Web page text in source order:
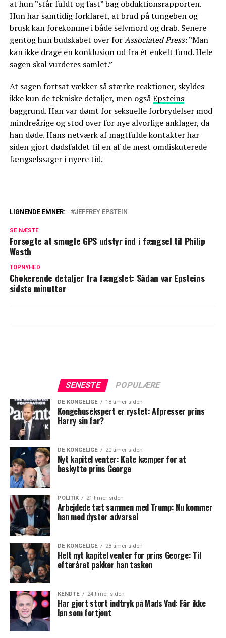
at hun ”står fuldt og fast” bag obduktionsrapporten.
Hun har samtidig forklaret, at brud på tungeben og
brusk kan forekomme i både selvmord og drab. Senere
gentog hun budskabet over forAssociated Press: ”Man
kan ikke drage en konklusion ud fra ét enkelt fund. Hele
sagen skal vurderes samlet.”
At sagen fortsat vækker så stærke reaktioner, skyldes
ikke kun de tekniske detaljer, men ogsåEpsteins
baggrund. Han var dømt for seksuelle forbrydelser mod
mindreårige og stod over for nye alvorlige anklager, da
han døde. Hans netværk af magtfulde kontakter har
siden gjort dødsfaldet til en af de mest omdiskuterede
fængselssager i nyere tid.
Mystiske ord giver myrekryb
LIGNENDE EMNER: JEFFREY EPSTEIN
SE NÆSTE
Forsøgte at smugle GPS udstyr ind i fængsel til Philip
Westh
TOPNYHED
Chokerende detaljer fra fængslet: Sådan var Epsteins
sidste minutter
SENESTE POPULÆRE
DE KONGELIGE 18 timer siden
Kongehusekspert er rystet: Afpresser prins
Harry sin far?
DE KONGELIGE 20 timer siden
Nyt kapitel venter: Kate kæmper for at
beskytte prins George
POLITIK 21 timer siden
Arbejdede tæt sammen med Trump: Nu kommer
han med dyster advarsel
DE KONGELIGE 23 timer siden
Helt nyt kapitel venter for prins George: Til
efteråret pakker han tasken
KENDTE 24 timer siden
Har gjort stort indtryk på Mads Vad: Får ikke
løn som fortjent